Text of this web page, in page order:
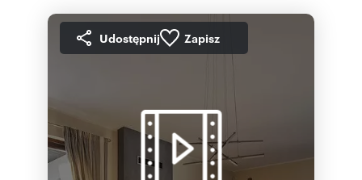
Udostępnij Zapisz